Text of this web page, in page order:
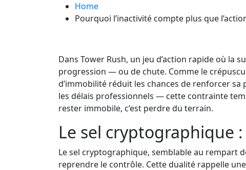
Home
Pourquoi l’inactivité compte plus que
Dans Tower Rush, un jeu d’action rapide où la
progression — ou de chute. Comme le
d’immobilité réduit les chances de renforcer
les délais professionnels — cette contrainte
rester immobile, c’est perdre du terrain.
Le sel cryptographique
Le sel cryptographique, semblable au rempart
reprendre le contrôle. Cette dualité rappelle